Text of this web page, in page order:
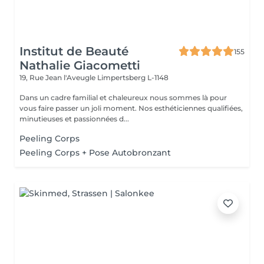
Institut de Beauté
Nathalie Giacometti
155
19, Rue Jean l'Aveugle Limpertsberg L-1148
Dans un cadre familial et chaleureux nous sommes là pour
vous faire passer un joli moment. Nos esthéticiennes qualifiées,
minutieuses et passionnées d...
Peeling Corps
Peeling Corps + Pose Autobronzant